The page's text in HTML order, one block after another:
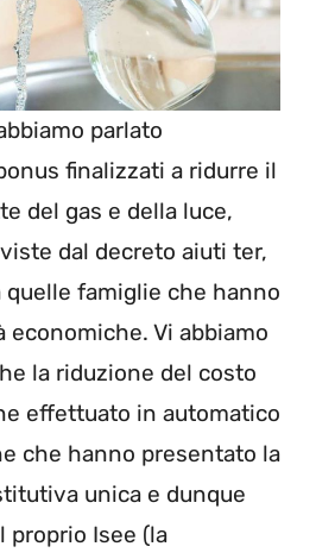
parlato
finalizzati a ridurre il
del gas e della luce,
dal decreto aiuti ter,
famiglie che hanno
economiche. Vi abbiamo
la riduzione del costo
effettuato in automatico
che hanno presentato la
unica e dunque
proprio Isee (la